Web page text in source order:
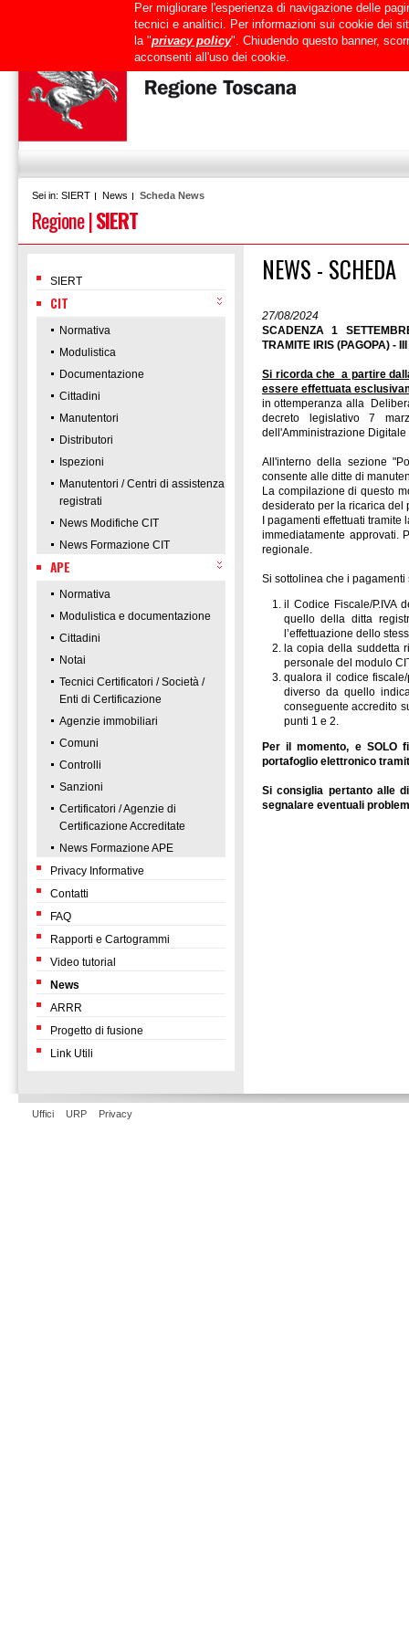
Mappa del sito RTRT Intranet
Sei in: SIERT News Scheda News
Regione|SIERT
SIERT
CIT
Normativa
Modulistica
Documentazione
Cittadini
Manutentori
Distributori
Ispezioni
Manutentori / Centri di assistenza
registrati
News Modifiche CIT
News Formazione CIT
APE
Normativa
Modulistica e documentazione
Cittadini
Notai
Tecnici Certificatori / Società /
Enti di Certificazione
Agenzie immobiliari
Comuni
Controlli
Sanzioni
Certificatori / Agenzie di
Certificazione Accreditate
News Formazione APE
Privacy Informative
Contatti
FAQ
Rapporti e Cartogrammi
Video tutorial
News
ARRR
Progetto di fusione
Link Utili
NEWS - SCHEDA
27/08/2024
SCADENZA 1
TRAMITE IRIS (PAGOPA) -
Si ricorda che a partire
essere effettuata
in ottemperanza alla
decreto legislativo 7
dell'Amministrazione Digitale
All'interno della sezione
consente alle ditte di
La compilazione di questo
desiderato per la ricarica del
I pagamenti effettuati tramite
immediatamente approvati.
regionale.
Si sottolinea che i
il Codice Fiscale/P.IVA
quello della ditta
l’effettuazione dello
la copia della suddetta
personale del modulo
qualora il codice
diverso da quello
conseguente accredito
punti 1 e 2.
Per il momento, e SOLO
portafoglio elettronico
Si consiglia pertanto alle
segnalare eventuali
Uffici URP Privacy
Per migliorare l'esperienza di navigazione delle
tecnici e analitici. Per informazioni sui cookie dei
la "privacy policy". Chiudendo questo banner,
acconsenti all'uso dei cookie.